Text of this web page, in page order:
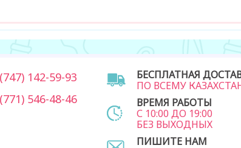
142-59-93
546-48-46
БЕСПЛАТНАЯ
ПО ВСЕМУ
ВРЕМЯ РАБОТЫ
С 10:00 ДО 19:00
БЕЗ ВЫХОДНЫХ
ПИШИТЕ НАМ